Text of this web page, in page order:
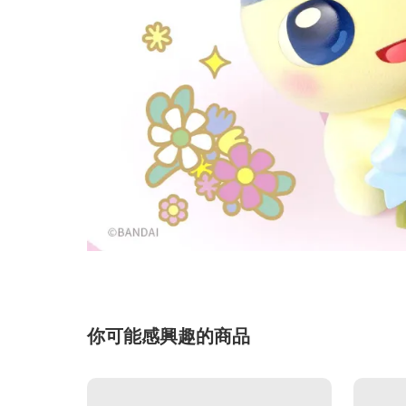
你可能感興趣的商品